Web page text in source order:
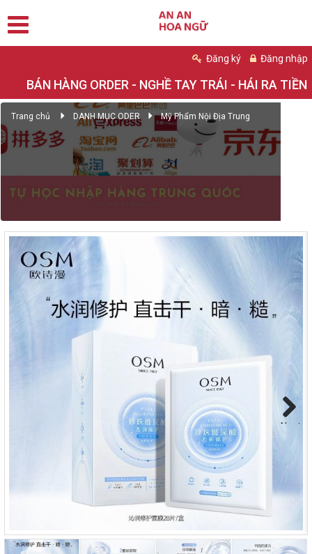
Đăng ký Đăng nhập
BÁN HÀNG ORDER - NGHỀ TAY TRÁI - HÁI RA TIỀN
Trang chủ DANH MỤC ODER Mỹ Phẩm Nội Địa Trung
Next